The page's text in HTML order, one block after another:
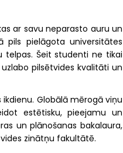
ar savu neparasto auru un
pils pielāgota universitātes
telpas. Šeit studenti ne tikai
pilsētvides kvalitāti un
Globālā mērogā viņu
estētisku, pieejamu un
un plānošanas bakalaura,
zinātņu fakultātē.